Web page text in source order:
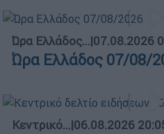
Ώρα Ελλάδος...|07.08.2026
Ώρα Ελλάδος 07/08/
Κεντρικό...|06.08.2026